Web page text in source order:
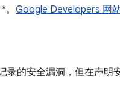
Google Developers 网
录的安全漏洞，但在声明